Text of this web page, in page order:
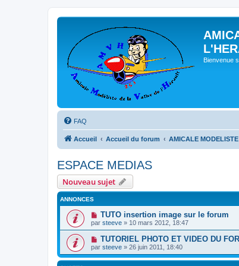
Bienvenue
FAQ
Accueil Accueil du forum AMICALE
ESPACE MEDIAS
Nouveau sujet
ANNONCES
TUTO insertion image sur le forum
par steeve » 10 mars 2012, 18:47
TUTORIEL PHOTO ET VIDEO DU
par steeve » 26 juin 2011, 18:40